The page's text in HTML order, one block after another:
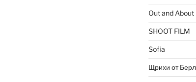
Out and About
SHOOT FILM
Sofia
Щрихи от